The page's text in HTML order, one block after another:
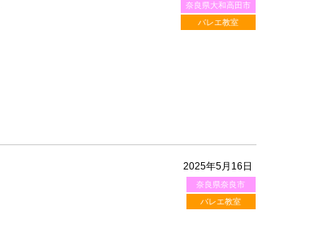
奈良県大和高田市
バレエ教室
2025年5月16日
奈良県奈良市
バレエ教室